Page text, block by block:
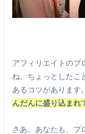
アフィリエイトのブ
ね。ちょっとしたこ
あるコツがあります
んだんに盛り込まれ
さあ、あなたも、ブ